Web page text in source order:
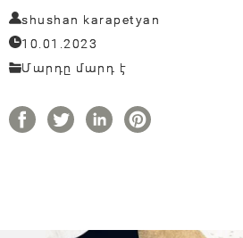
shushan karapetyan
10.01.2023
Մարդը մարդ է